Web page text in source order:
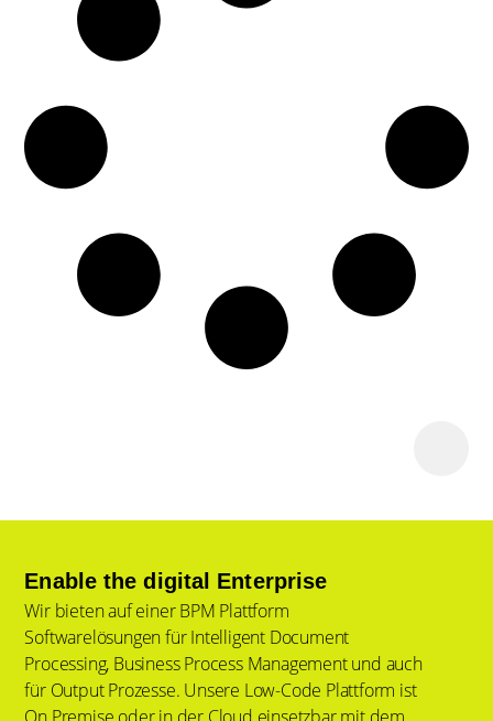
Enable the digital Enterprise
Wir bieten auf einer BPM Plattform
Softwarelösungen für Intelligent Document
Processing, Business Process Management und auch
für Output Prozesse. Unsere Low-Code Plattform ist